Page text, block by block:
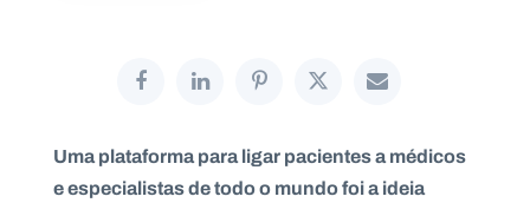
Uma plataforma para ligar pacientes a médicos
e especialistas de todo o mundo foi a ideia
Notícias